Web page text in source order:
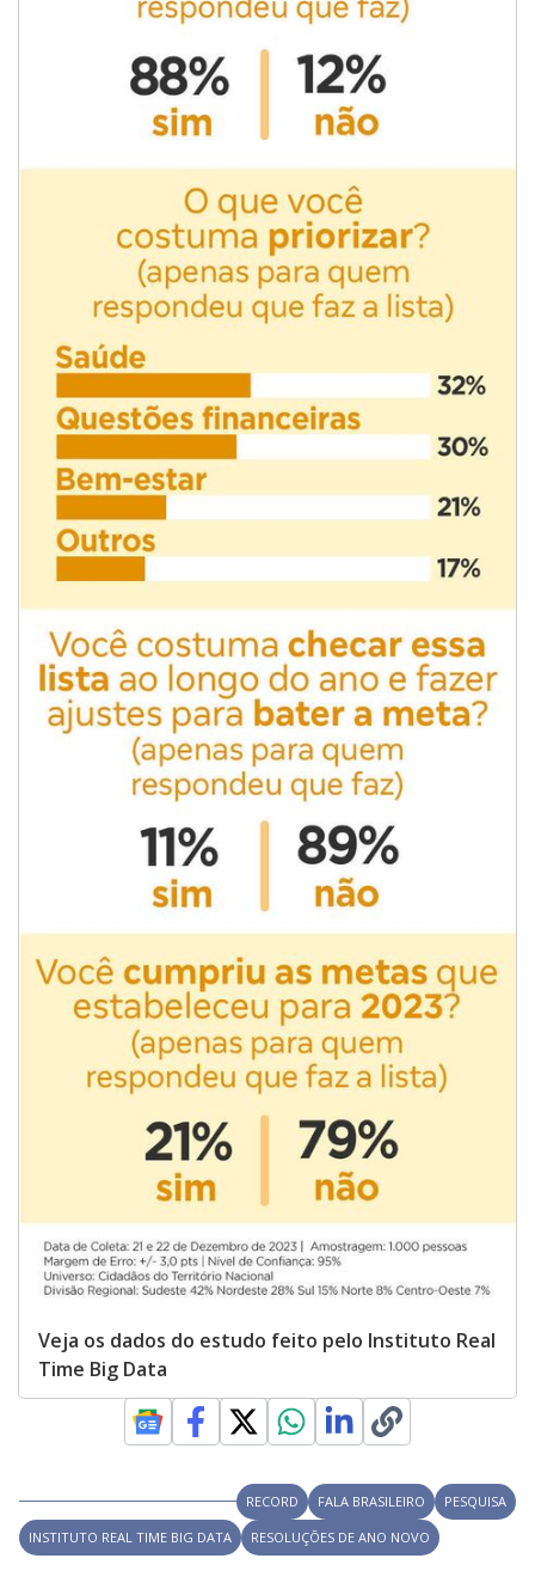
Veja os dados do estudo feito pelo Instituto Real
Time Big Data
RECORD FALA BRASILEIRO
PESQUISA
INSTITUTO REAL TIME BIG DATA
RESOLUÇÕES DE ANO NOVO